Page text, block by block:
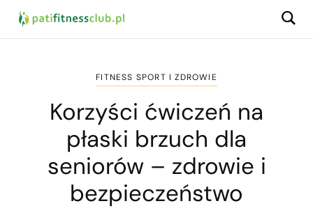
FITNESS SPORT I ZDROWIE
Korzyści ćwiczeń na
płaski brzuch dla
seniorów – zdrowie i
bezpieczeństwo